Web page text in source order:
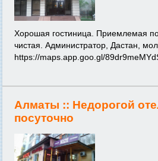
Хорошая гостиница. Приемлемая
чистая. Администратор, Дастан,
https://maps.app.goo.gl/
Алматы :: Недорогой
посуточно